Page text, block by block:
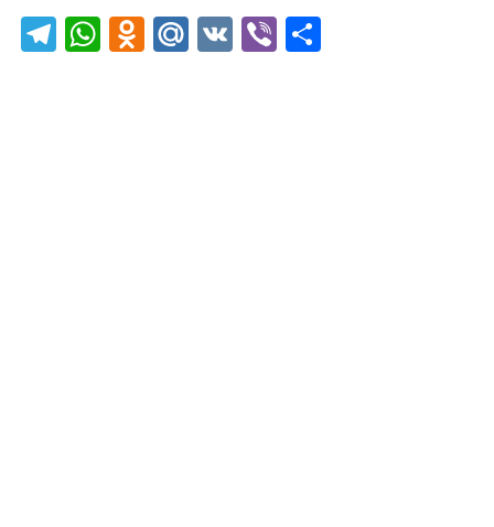
Telegram
WhatsApp
Odnoklassniki
Mail.Ru
VK Viber